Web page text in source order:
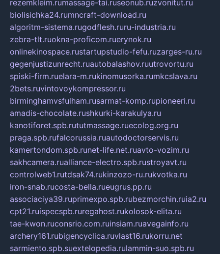
rezemkleim.rumassage-tai.ruseonub.ruzvonitut.ru
biolisichka24.rumncraft-download.ru
algoritm-sistema.rugodflesh.ruru-industria.ru
zebra-tlt.ruokna-proficom.ruerynok.ru
onlinekinospace.rustartupstudio-fefu.ruzarges-ru.ru
gegenjustizunrecht.ruautobalashov.ruutrovortu.ru
spiski-firm.ruelara-m.rukinomusorka.rumkcslava.ru
2bets.ruvintovoykompressor.ru
birminghamvsfulham.rusarmat-komp.rupioneeri.ru
amadis-chocolate.rushkurki-karakulya.ru
kanotiforet.spb.rututmassage.ruecolog.org.ru
praga.spb.rufalcorussia.ruautodoctorservis.ru
kamertondom.spb.runet-life.net.ruavto-vozim.ru
sakhcamera.rualliance-electro.spb.rustroyavt.ru
controlweb1.rutdsak74.rukinzozo-ru.rukvotka.ru
iron-snab.rucosta-bella.rueugrus.pp.ru
associaciya39.ruprimexpo.spb.rubezmorchin.ruia2.ru
cpt21.ruispecspb.ruregahost.rukolosok-elita.ru
tae-kwon.ruconsrio.com.ruinsiam.ruavegainfo.ru
archery161.rubigencyclica.ruvlast16.rukorru.net
sarmiento.spb.suextelopedia.rulammin-suo.spb.ru